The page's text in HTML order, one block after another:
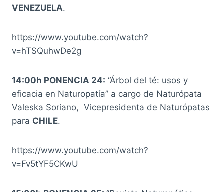
VENEZUELA.
https://www.youtube.com/watch?
v=hTSQuhwDe2g
14:00h PONENCIA 24: “Árbol del té: usos y
eficacia en Naturopatía” a cargo de Naturópata
Valeska Soriano, Vicepresidenta de Naturópatas
para CHILE.
https://www.youtube.com/watch?
v=Fv5tYF5CKwU